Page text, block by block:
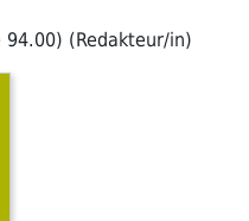
94.00) (Redakteur/in)